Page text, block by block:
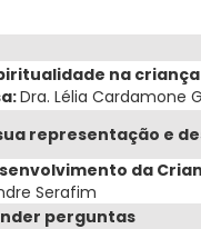
na
Dra. Lélia Cardamone
representação e
da
Serafim
perguntas